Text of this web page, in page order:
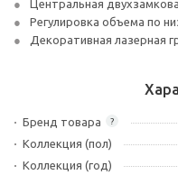
Центральная
Регулировка объема по
Декоративная лазерная
?
Бренд товара
Коллекция (пол)
Коллекция (год)